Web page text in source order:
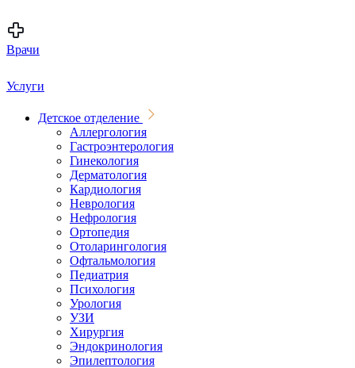
Врачи
Услуги
Детское отделение
Аллергология
Гастроэнтерология
Гинекология
Дерматология
Кардиология
Неврология
Нефрология
Ортопедия
Отоларингология
Офтальмология
Педиатрия
Психология
Урология
УЗИ
Хирургия
Эндокринология
Эпилептология